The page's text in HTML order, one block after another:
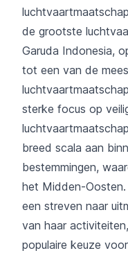
de grootste
Garuda Indonesia,
tot een van de
sterke focus op
breed scala aan
bestemmingen,
het Midden-
een streven naar
van haar
populaire keuze